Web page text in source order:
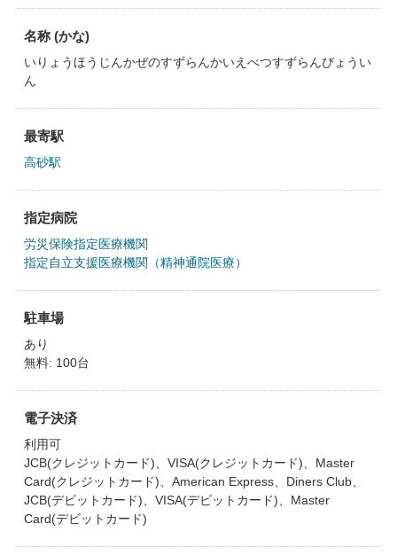
名称 (かな)
いりょうほうじんかぜのすずらんかいえべつすずらんびょうい
ん
最寄駅
高砂駅
指定病院
労災保険指定医療機関
指定自立支援医療機関（精神通院医療）
駐車場
あり
無料: 100台
電子決済
利用可
JCB(クレジットカード)、VISA(クレジットカード)、Master
Card(クレジットカード)、American Express、Diners Club、
JCB(デビットカード)、VISA(デビットカード)、Master
Card(デビットカード)